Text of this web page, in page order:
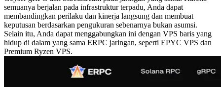
semuanya berjalan pada infrastruktur terpadu, Anda dapat
membandingkan perilaku dan kinerja langsung dan membuat
keputusan berdasarkan pengukuran sebenarnya bukan asumsi.
Selain itu, Anda dapat menggabungkan ini dengan VPS baris yang
hidup di dalam yang sama ERPC jaringan, seperti EPYC VPS dan
Premium Ryzen VPS.